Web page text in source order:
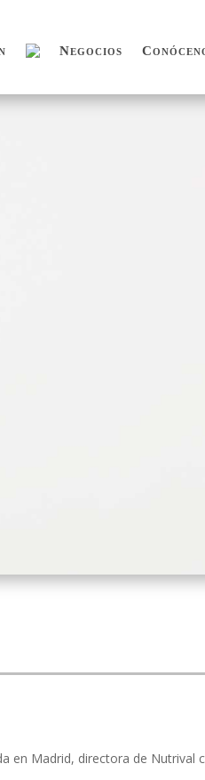
Negocios
Negocios
Madrid, directora de Nutrival